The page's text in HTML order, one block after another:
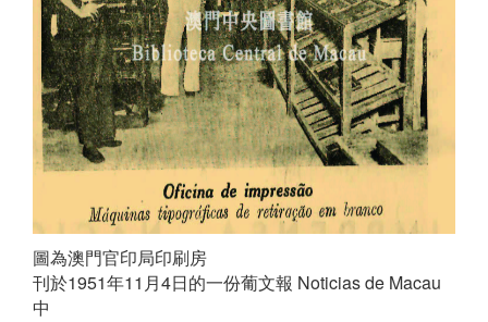
圖為澳門官印局印刷房
刊於1951年11月4日的一份葡文報 Noticias de Macau
中